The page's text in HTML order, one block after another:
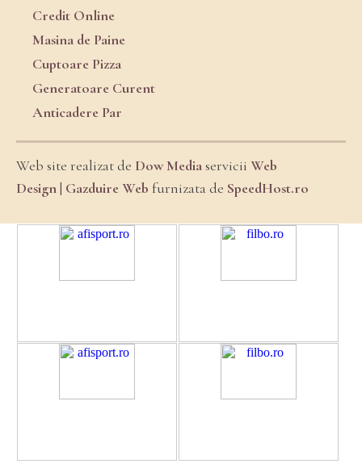
Credit Online
Masina de Paine
Cuptoare Pizza
Generatoare Curent
Anticadere Par
Web site realizat de Dow Mediaservicii Web
Design| Gazduire Web furnizata de SpeedHost.ro